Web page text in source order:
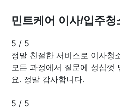
민트케어 이사/입주청
5 / 5
정말 친절한 서비스로 이사청
모든 과정에서 질문에 성심껏
요. 정말 감사합니다.
5 / 5